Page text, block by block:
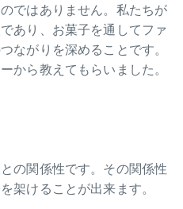
ではありません。私たちが
あり、お菓子を通してファ
ながりを深めることです。
から教えてもらいました。
の関係性です。その関係性
架けることが出来ます。